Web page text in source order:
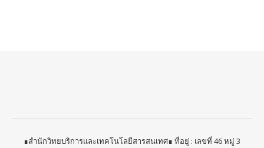
∎สำนักวิทยบริการและเทคโนโลยีสารสนเทศ∎ ที่อยู่ : เลขที่ 46 หมู่ 3